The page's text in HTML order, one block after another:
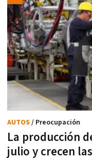
La producción
julio y crecen
AUTOS / Preocupación